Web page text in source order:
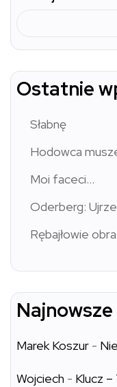
Ostatnie
Słabnę
Hodowca
Moi faceci…
Oderberg:
Rębajłowie
Marek Koszur -
Wojciech - Klucz